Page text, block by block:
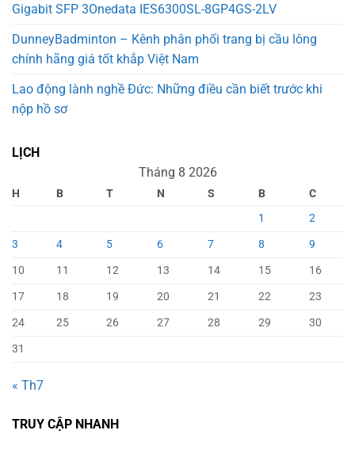
Gigabit SFP 3Onedata IES6300SL-8GP4GS-2LV
DunneyBadminton – Kênh phân phối trang bị cầu lông
chính hãng giá tốt khắp Việt Nam
Lao động lành nghề Đức: Những điều cần biết trước khi
nộp hồ sơ
LỊCH
Tháng 8 2026
H B T N S B
C
1
2
3
4 5 6 7 8
9
10
11 12 13 14 15
16
17
18 19 20 21 22
23
24
25 26 27 28 29
30
31
« Th7
TRUY CẬP NHANH